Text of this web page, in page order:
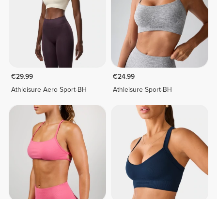
€29.99
Athleisure Aero Sport-BH
€24.99
Athleisure Sport-BH